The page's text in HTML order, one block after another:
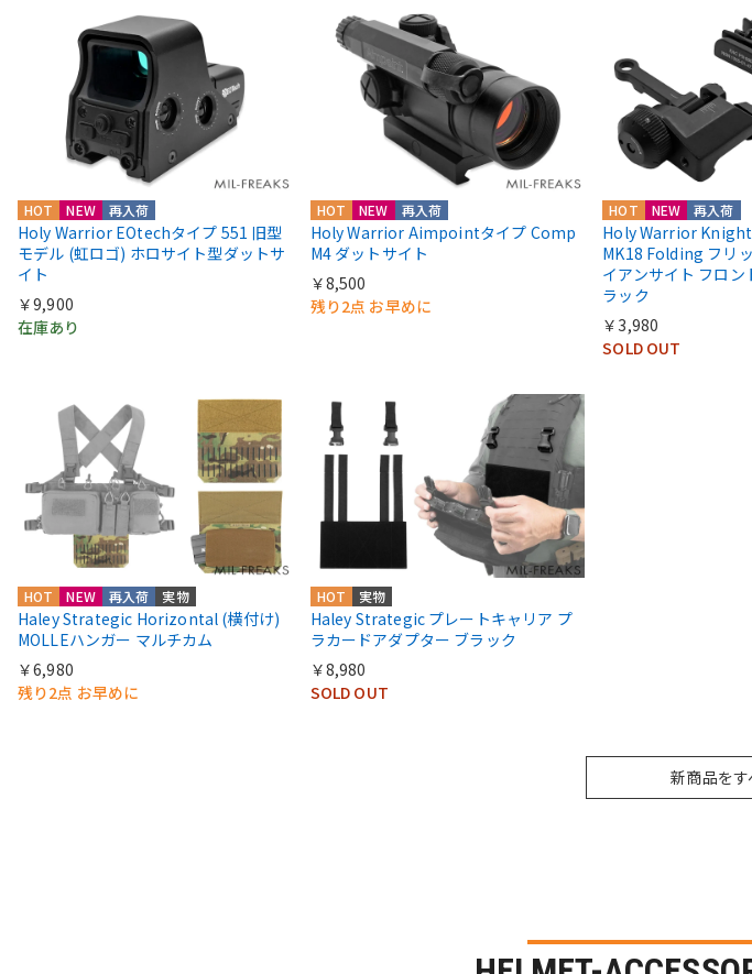
HOT NEW 再入荷
Holy Warrior EOtechタイプ 551 旧型
モデル (虹ロゴ) ホロサイト型ダットサ
イト
￥9,900
在庫あり
HOT NEW 再入荷
Holy Warrior Aimpointタイプ Comp
M4 ダットサイト
￥8,500
残り2点 お早めに
HOT NEW 再入荷
Holy Warrior
MK18 Folding フリ
イアンサイト フロ
ラック
￥3,980
SOLD OUT
HOT NEW 再入荷 実物
Haley Strategic Horizontal (横付け)
MOLLEハンガー マルチカム
￥6,980
残り2点 お早めに
HOT 実物
Haley Strategic プレートキャリア プ
ラカードアダプター ブラック
￥8,980
SOLD OUT
新商品をす